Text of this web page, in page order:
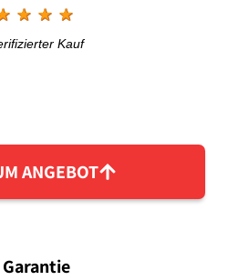
☆ ☆ ☆
Kauf
ANGEBOT